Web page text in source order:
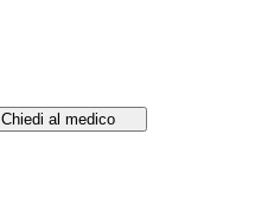
Chiedi al medico